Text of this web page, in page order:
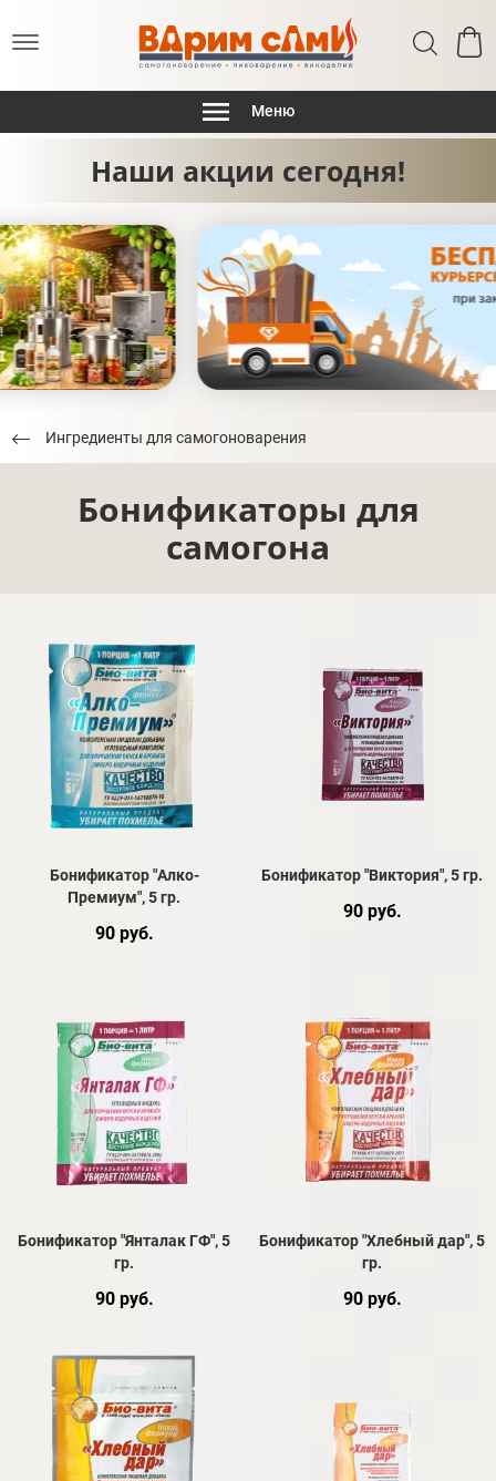
Меню
Наши акции сегодня!
Ингредиенты для самогоноварения
Бонификаторы для
самогона
Бонификатор "Алко-
Премиум", 5 гр.
90 руб.
Бонификатор "Виктория", 5 гр.
90 руб.
Бонификатор "Янталак ГФ", 5
гр.
90 руб.
Бонификатор "Хлебный дар", 5
гр.
90 руб.